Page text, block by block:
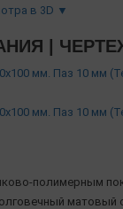
в 3D ▼
|
мм. Паз 10 мм
мм. Паз 10 мм
полимерным
матовый